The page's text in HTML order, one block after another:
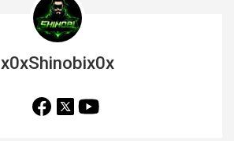
x0xShinobix0x